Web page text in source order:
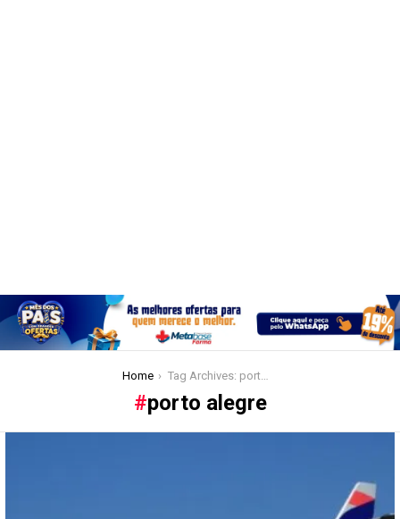
Home Tag Archives: porto alegre
porto alegre